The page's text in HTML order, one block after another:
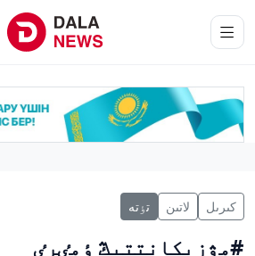
كىرىل لاتىن تٶتە
#مۋزىكانتتىڭ ٶمٸرٸ